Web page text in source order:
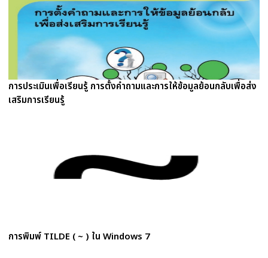
การประเมินเพื่อเรียนรู้ การตั้งคำถามและการให้ข้อมูลย้อนกลับเพื่อส่ง
เสริมการเรียนรู้
การพิมพ์ TILDE ( ~ ) ใน Windows 7